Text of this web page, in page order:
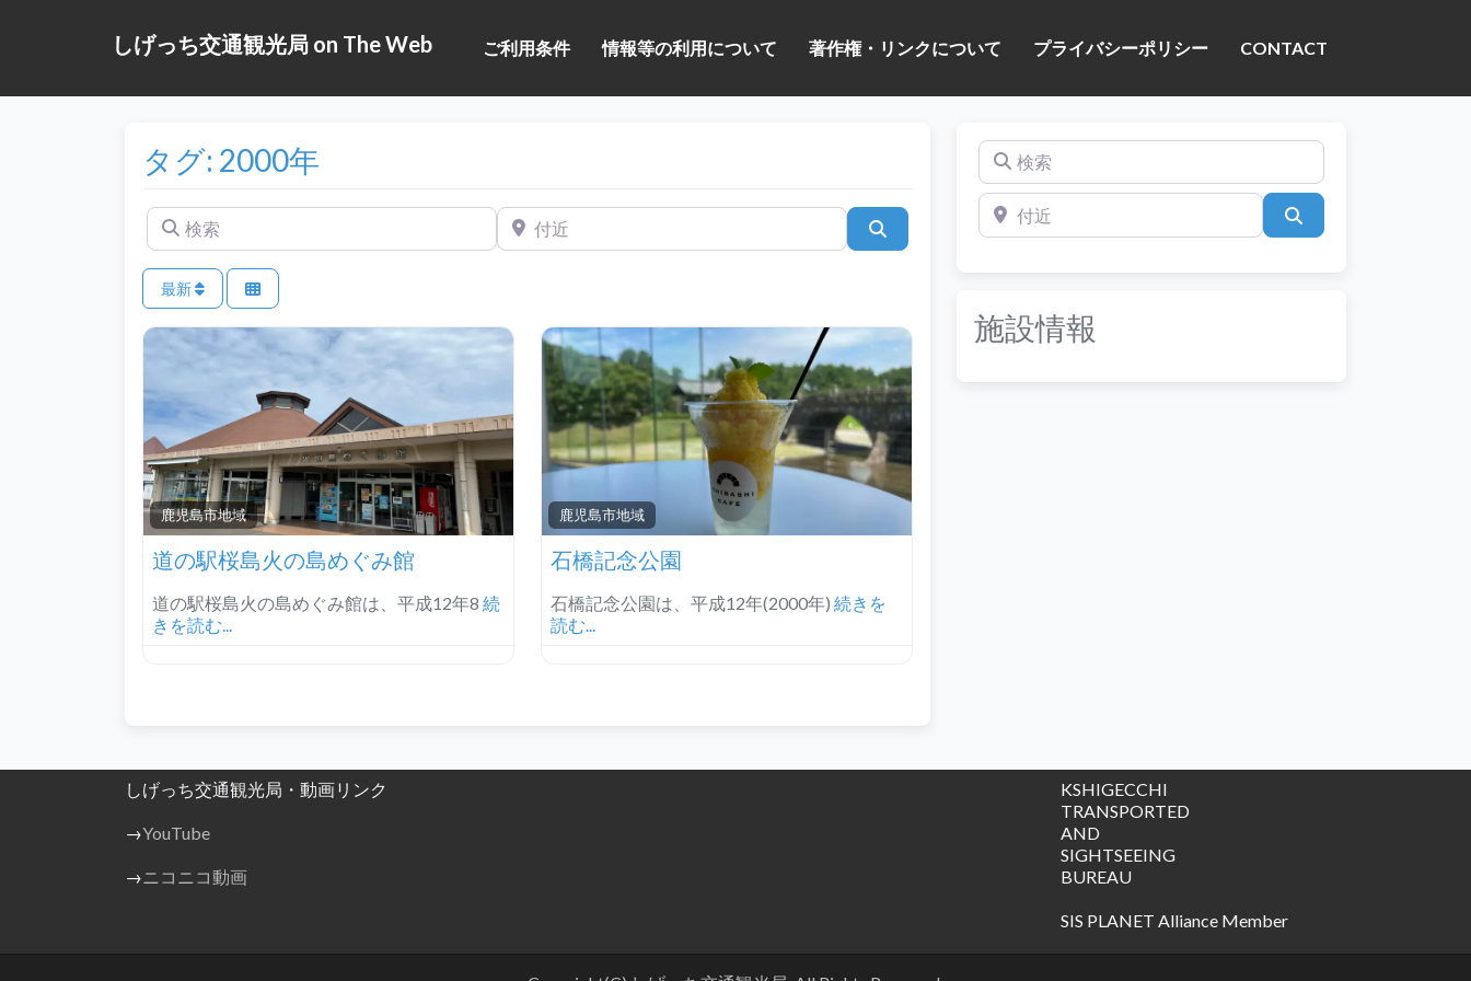
しげっち交通観光局 on The Web ご利用条件 情報等の利用について 著作権・リンクについて プライバシーポリシー CONTACT
タグ: 2000年
検索 付近
最新
鹿児島市地域
道の駅桜島火の島めぐみ館
道の駅桜島火の島めぐみ館は、平成12年8 続
きを読む...
鹿児島市地域
石橋記念公園
石橋記念公園は、平成12年(2000年) 続きを
読む...
検索
付近
施設情報
しげっち交通観光局・動画リンク
→YouTube
→ニコニコ動画
KSHIGECCHI
TRANSPORTED
AND
SIGHTSEEING
BUREAU
SIS PLANET Alliance Member